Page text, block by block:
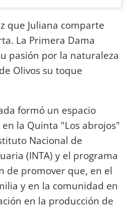
que Juliana comparte
La Primera Dama
pasión por la naturaleza
Olivos su toque
formó un espacio
la Quinta "Los abrojos"
Nacional de
(INTA) y el programa
de promover que, en el
y en la comunidad en
en la producción de